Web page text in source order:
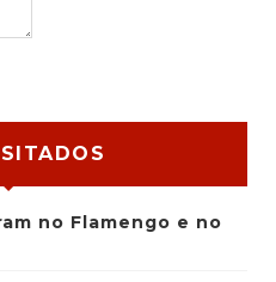
no Flamengo e no